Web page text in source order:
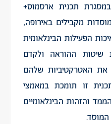
תכנית ארסמוס+
שיתופי פעולה עם כ-360 מוסדות מקבילים באירופה,
הפעילות הבינלאומית
ההוראה ולקדם
את האטרקטיביות שלהם
זו תומכת במאמצי
והזהות הבינלאומיים
המוסד.